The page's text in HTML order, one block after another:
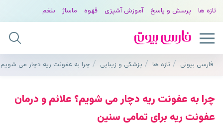
تازه ها پرسش و پاسخ آموزش آشپزی قهوه ماساژ بلغم
فارسی بیوتی تازه ها پزشکی و زیبایی چرا به عفونت ریه دچار می
چرا به عفونت ریه دچار می شویم؟ علائم و درمان
عفونت ریه برای تمامی سنین